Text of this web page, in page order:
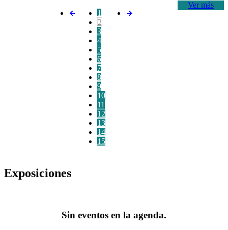
Ver más
1
2
3
4
5
6
7
8
9
10
11
12
13
14
15
Exposiciones
Sin eventos en la agenda.